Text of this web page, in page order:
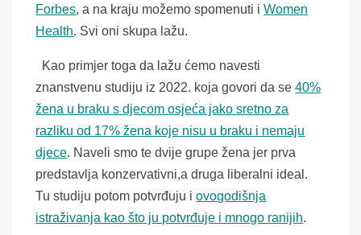
Forbes, a na kraju možemo spomenuti iWomen
Health. Svi oni skupa lažu.
Kao primjer toga da lažu ćemo navesti
znanstvenu studiju iz 2022. koja govori da se40%
žena u braku s djecom osjeća jako sretno za
razliku od 17% žena koje nisu u braku i nemaju
djece. Naveli smo te dvije grupe žena jer prva
predstavlja konzervativni,a druga liberalni ideal.
Tu studiju potom potvrđuju iovogodišnja
istraživanja kao što ju potvrđuje i mnogo ranijih.